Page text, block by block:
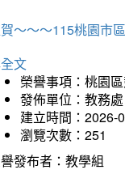
～～～115桃園市
文
榮譽事項：桃園
發佈單位：教務處
建立時間：2026-
瀏覽次數：251
發布者：教學組